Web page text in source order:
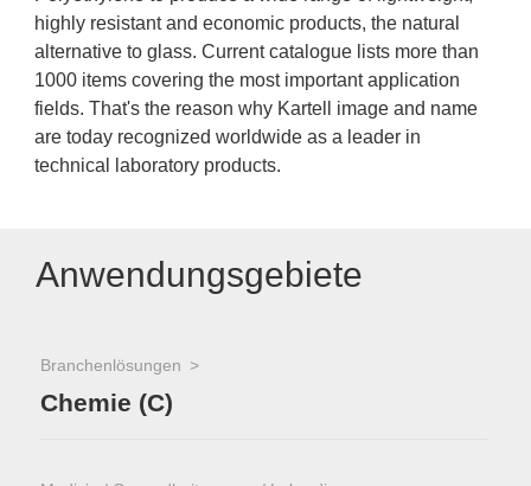
highly resistant and economic products, the natural
alternative to glass. Current catalogue lists more than
1000 items covering the most important application
fields. That's the reason why Kartell image and name
are today recognized worldwide as a leader in
technical laboratory products.
Anwendungsgebiete
Branchenlösungen
Chemie (C)